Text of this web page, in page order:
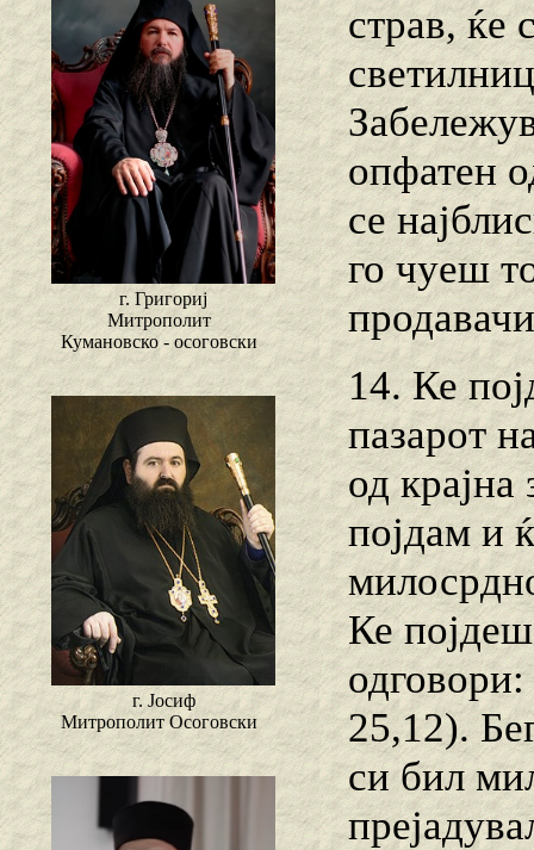
г. Григориј
Митрополит
Кумановско - осоговски
г. Јосиф
Митрополит Осоговски
страв, ќе
опфатен
се
го чуеш
14. Ке
пазарот
од крајна
појдам и
Ке
25,12).
си бил